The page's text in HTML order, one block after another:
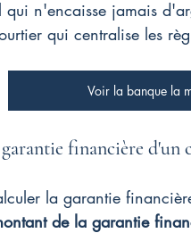
qui n'encaisse jamais
qui centralise les
Voir la banque la
financière d'un
la garantie
de la garantie